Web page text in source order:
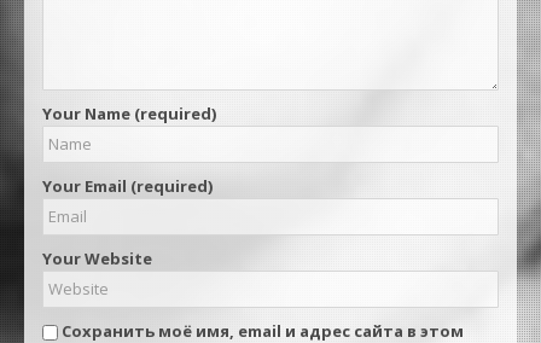
Your Name (required)
Your Email (required)
Your Website
Сохранить моё имя, email и адрес сайта в этом